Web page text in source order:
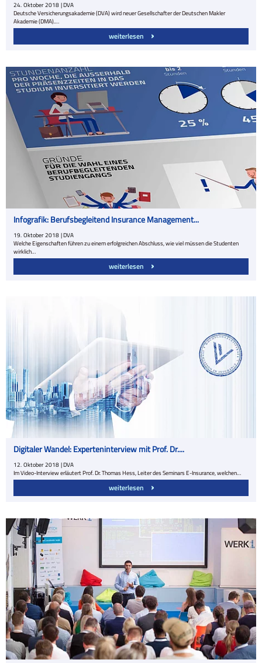
24. Oktober 2018 | DVA
Deutsche Versicherungsakademie (DVA) wird neuer Gesellschafter der Deutschen Makler
Akademie (DMA).…
weiterlesen
Infografik: Berufsbegleitend Insurance Management...
19. Oktober 2018 | DVA
Welche Eigenschaften führen zu einem erfolgreichen Abschluss, wie viel müssen die Studenten
wirklich…
weiterlesen
Digitaler Wandel: Experteninterview mit Prof. Dr....
12. Oktober 2018 | DVA
Im Video-Interview erläutert Prof. Dr. Thomas Hess, Leiter des Seminars E-Insurance, welchen…
weiterlesen